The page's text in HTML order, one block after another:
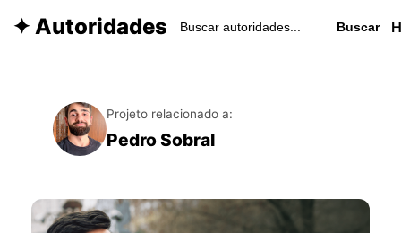
✦ Autoridades Buscar
Projeto relacionado a:
Pedro Sobral